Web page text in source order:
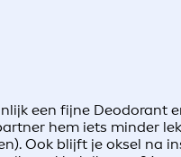
een fijne Deodorant
hem iets minder
Ook blijft je oksel na